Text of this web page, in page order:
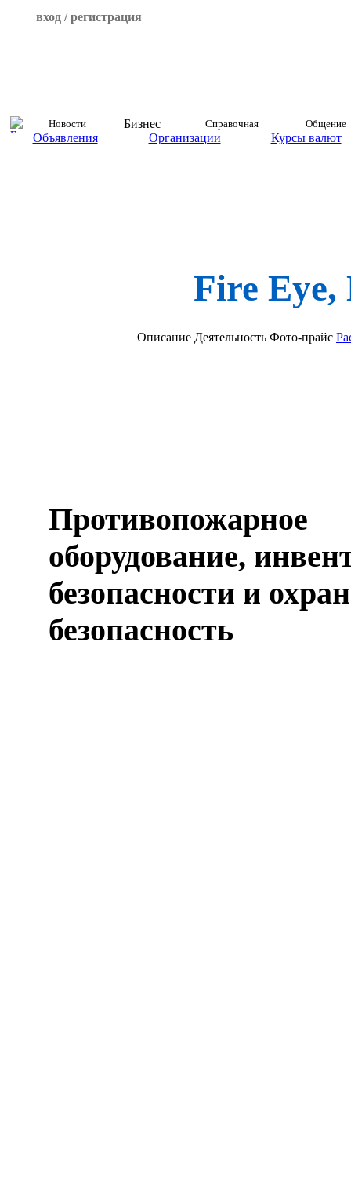
вход / регистрация
Новости Бизнес Справочная Общение
Объявления Организации Курсы валют
Fire
Описание Деятельность Фото-прайс
Противопожарное
оборудование,
безопасности и
безопасность